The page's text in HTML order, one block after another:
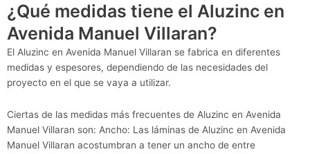
¿Qué medidas tiene el Aluzinc en
Avenida Manuel Villaran?
El Aluzinc en Avenida Manuel Villaran se fabrica en diferentes
medidas y espesores, dependiendo de las necesidades del
proyecto en el que se vaya a utilizar.
Ciertas de las medidas más frecuentes de Aluzinc en Avenida
Manuel Villaran son: Ancho: Las láminas de Aluzinc en Avenida
Manuel Villaran acostumbran a tener un ancho de entre